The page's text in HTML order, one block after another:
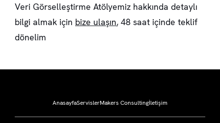
Veri Görselleştirme Atölyemiz hakkında detaylı
bilgi almak için bize ulaşın, 48 saat içinde teklif
dönelim
AnasayfaServislerMakers Consultingİletişim